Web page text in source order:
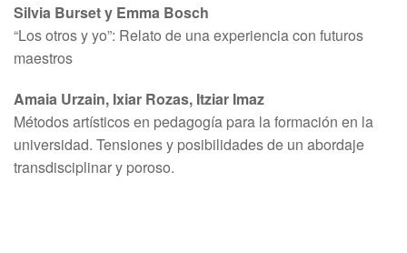
Silvia Burset y Emma Bosch
“Los otros y yo”: Relato de una experiencia con futuros
maestros
Amaia Urzain, Ixiar Rozas, Itziar Imaz
Métodos artísticos en pedagogía para la formación en la
universidad. Tensiones y posibilidades de un abordaje
transdisciplinar y poroso.